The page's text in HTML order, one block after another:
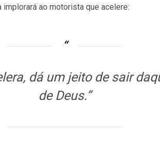
ao motorista que acelere:
dá um jeito de sair
de Deus.”